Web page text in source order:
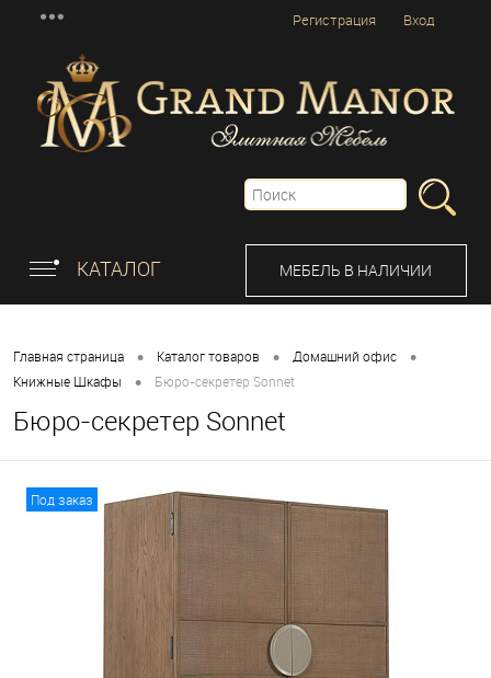
Вход
Регистрация
КАТАЛОГ МЕБЕЛЬ В НАЛИЧИИ
Главная страница • Каталог товаров • Домашний офис •
Книжные Шкафы • Бюро-секретер Sonnet
Бюро-секретер Sonnet
Под заказ